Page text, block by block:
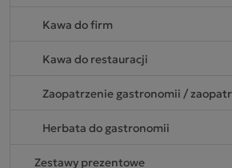
Kawa do firm
Kawa do restauracji
Zaopatrzenie gastronomii /
Herbata do gastronomii
Zestawy prezentowe